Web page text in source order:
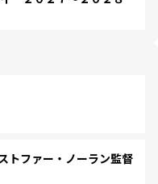
トファー・ノーラン監督